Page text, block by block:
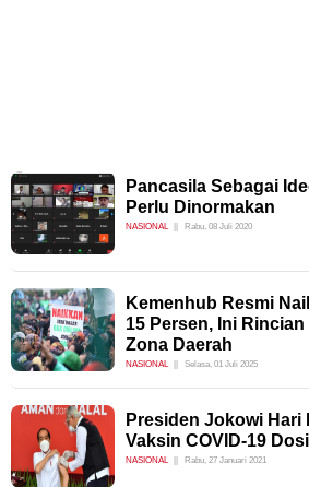
Pancasila Sebagai
Perlu Dinormakan
NASIONAL Rabu, 08 Juli 2020
Kemenhub Resmi
15 Persen, Ini
Zona Daerah
NASIONAL Selasa, 01 Juli 2025
Presiden Jokowi Hari
Vaksin COVID-19
NASIONAL Rabu, 27 Januari 2021